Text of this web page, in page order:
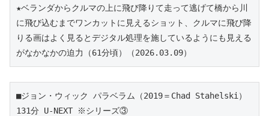
★ベランダからクルマの上に飛び降りて走って逃げて橋から川
に飛び込むまでワンカットに見えるショット、クルマに飛び降
りる画はよく見るとデジタル処理を施しているようにも見える
がなかなかの迫力（61分頃）
（2026.03.09）
■ジョン・ウィック パラベラム（2019＝Chad Stahelski）
131分 U-NEXT ※シリーズ③